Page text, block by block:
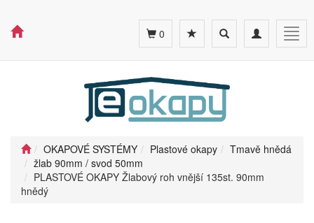
Toggle
navigation
Toggle
search
0
OKAPOVÉ SYSTÉMY Plastové okapy
Tmavě hnědá
žlab 90mm / svod 50mm
PLASTOVÉ OKAPY Žlabový roh vnější 135st. 90mm
hnědý